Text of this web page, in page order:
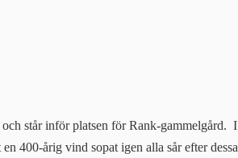
står inför platsen för Rank-
årig vind sopat igen alla sår efter